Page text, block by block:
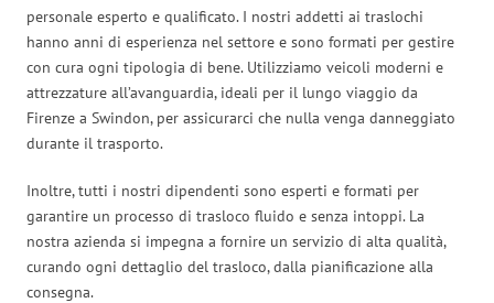
personale esperto e qualificato. I nostri addetti ai traslochi
hanno anni di esperienza nel settore e sono formati per gestire
con cura ogni tipologia di bene. Utilizziamo veicoli moderni e
attrezzature all’avanguardia, ideali per il lungo viaggio da
Firenze a Swindon, per assicurarci che nulla venga danneggiato
durante il trasporto.
Inoltre, tutti i nostri dipendenti sono esperti e formati per
garantire un processo di trasloco fluido e senza intoppi. La
nostra azienda si impegna a fornire un servizio di alta qualità,
curando ogni dettaglio del trasloco, dalla pianificazione alla
consegna.